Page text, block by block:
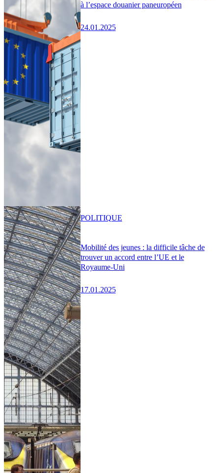
à l’espace douanier paneuropéen
24.01.2025
Mobilité des jeunes : la difficile tâche de
trouver un accord entre l’UE et le
Royaume-Uni
17.01.2025
POLITIQUE